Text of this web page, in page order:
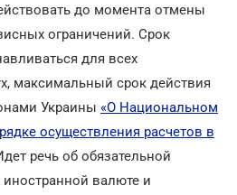
до момента отмены
ограничений. Срок
для всех
максимальный срок действия
Украины «О Национальном
осуществления расчетов в
речь об обязательной
валюте и